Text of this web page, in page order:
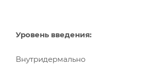
Уровень введения:
Внутридермально